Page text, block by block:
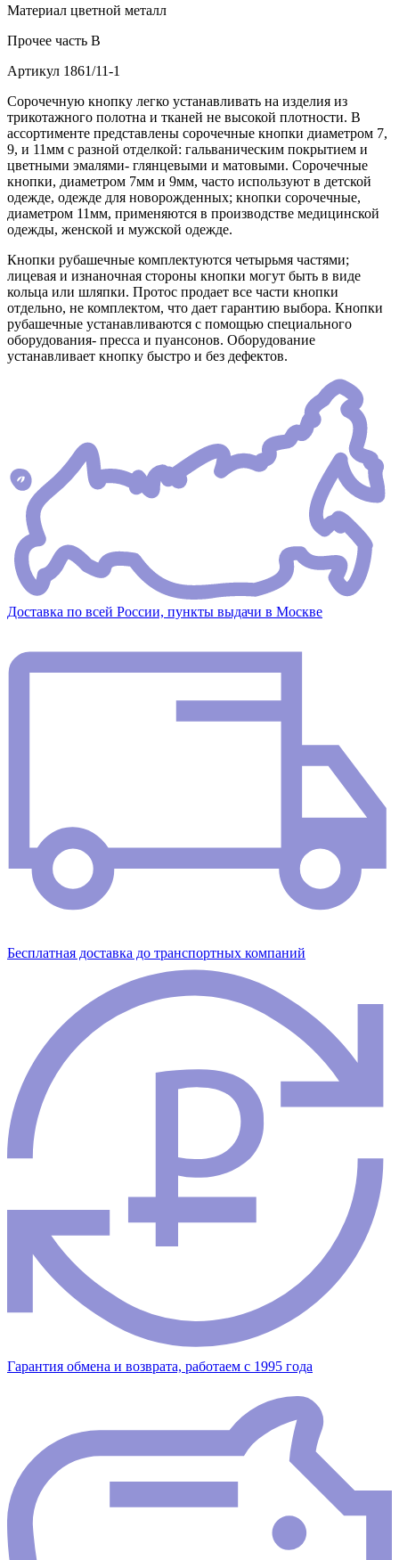
Материал цветной металл
Прочее часть В
Артикул 1861/11-1
Сорочечную кнопку легко устанавливать на изделия из
трикотажного полотна и тканей не высокой плотности. В
ассортименте представлены сорочечные кнопки диаметром 7,
9, и 11мм с разной отделкой: гальваническим покрытием и
цветными эмалями- глянцевыми и матовыми. Сорочечные
кнопки, диаметром 7мм и 9мм, часто используют в детской
одежде, одежде для новорожденных; кнопки сорочечные,
диаметром 11мм, применяются в производстве медицинской
одежды, женской и мужской одежде.
Кнопки рубашечные комплектуются четырьмя частями;
лицевая и изнаночная стороны кнопки могут быть в виде
кольца или шляпки. Протос продает все части кнопки
отдельно, не комплектом, что дает гарантию выбора. Кнопки
рубашечные устанавливаются с помощью специального
оборудования- пресса и пуансонов. Оборудование
устанавливает кнопку быстро и без дефектов.
Доставка по всей России, пункты выдачи в Москве
Бесплатная доставка до транспортных компаний
Гарантия обмена и возврата, работаем с 1995 года